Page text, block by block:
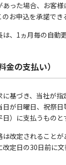
あった場合、お客
お申込を承諾でき
、1ヵ月毎の自動
の支払い）
に基づき、当社が
が日曜日、祝祭
）に支払うものと
は改定されること
定日の30日前に